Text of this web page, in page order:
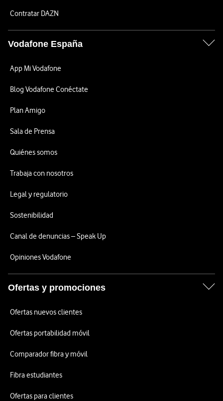
Contratar DAZN
Vodafone España
App Mi Vodafone
Blog Vodafone Conéctate
Plan Amigo
Sala de Prensa
Quiénes somos
Trabaja con nosotros
Legal y regulatorio
Sostenibilidad
Canal de denuncias – Speak Up
Opiniones Vodafone
Ofertas y promociones
Ofertas nuevos clientes
Ofertas portabilidad móvil
Comparador fibra y móvil
Fibra estudiantes
Ofertas para clientes